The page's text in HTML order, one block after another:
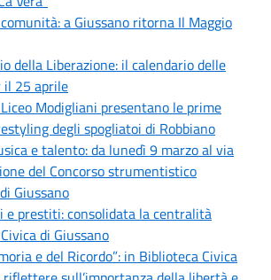
a Giussano ritorna Il Maggio
della Liberazione: il calendario delle
il 25 aprile
Modigliani presentano le prime
degli spogliatoi di Robbiano
e talento: da lunedì 9 marzo al via
del Concorso strumentistico
Giussano
e prestiti: consolidata la centralità
di Giussano
e del Ricordo”: in Biblioteca Civica